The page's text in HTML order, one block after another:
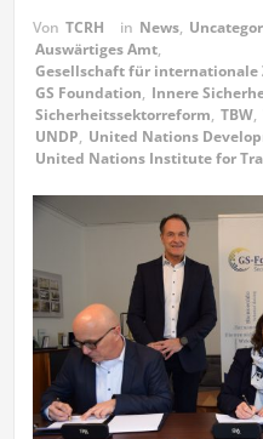
Von TCRH in News,
Auswärtiges Amt,
Gesellschaft für internationale
GS Foundation, Innere
Sicherheitssektorreform, TBW,
UNDP, United Nations
United Nations Institute for